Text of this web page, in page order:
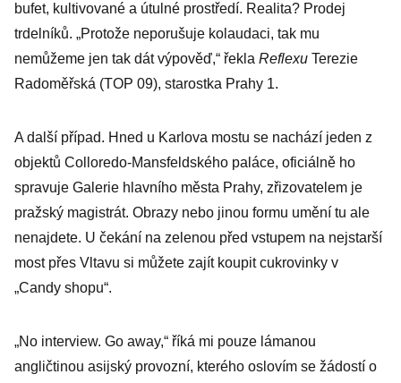
bufet, kultivované a útulné prostředí. Realita? Prodej
trdelníků. „Protože neporušuje kolaudaci, tak mu
nemůžeme jen tak dát výpověď,“ řekla Reflexu Terezie
Radoměřská (TOP 09), starostka Prahy 1.
A další případ. Hned u Karlova mostu se nachází jeden z
objektů Colloredo-Mansfeldského paláce, oficiálně ho
spravuje Galerie hlavního města Prahy, zřizovatelem je
pražský magistrát. Obrazy nebo jinou formu umění tu ale
nenajdete. U čekání na zelenou před vstupem na nejstarší
most přes Vltavu si můžete zajít koupit cukrovinky v
„Candy shopu“.
„No interview. Go away,“ říká mi pouze lámanou
angličtinou asijský provozní, kterého oslovím se žádostí o